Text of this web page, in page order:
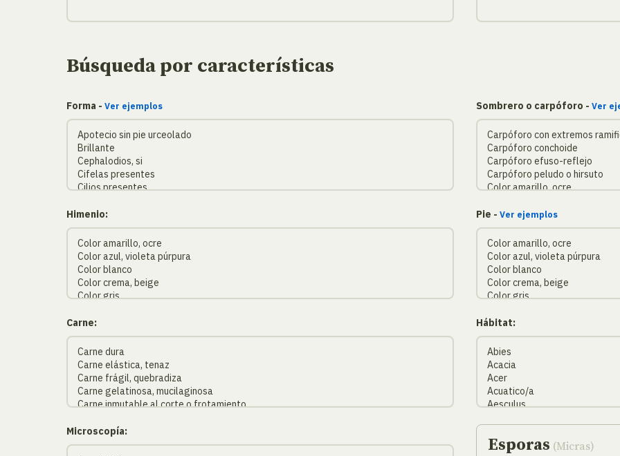
Búsqueda por características
Forma - Ver ejemplos Sombrero o carpóforo - Ver
Himenio: Pie - Ver ejemplos
Carne: Hábitat:
Microscopía:
Esporas (Micras)